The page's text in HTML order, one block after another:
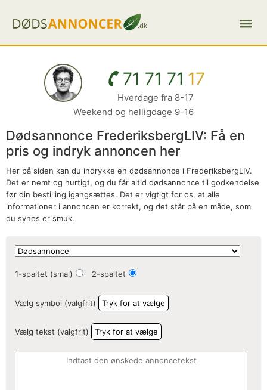
71 71 71 17
Hverdage fra 8-17
Weekend og helligdage 9-16
Dødsannonce FrederiksbergLIV: Få en
pris og indryk annoncen her
Her på siden kan du indrykke en dødsannonce i FrederiksbergLIV.
Det er nemt og hurtigt, og du får altid dødsannonce til godkendelse
før din bestilling igangsættes. Det er vigtigt for os, at alle
informationer i annoncen er korrekt, og det står på en måde, som
du synes er smuk.
1-spaltet (smal) 2-spaltet
Vælg symbol (valgfrit) Tryk for at vælge
Vælg tekst (valgfrit) Tryk for at vælge